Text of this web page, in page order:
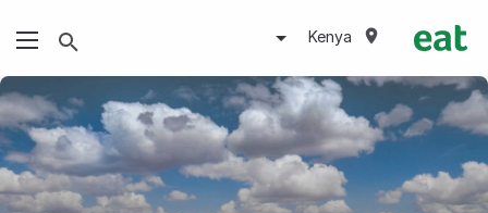
Kenya